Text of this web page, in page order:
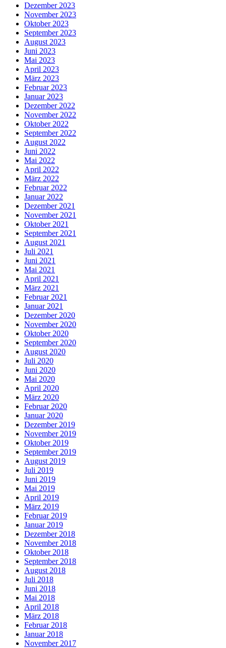
Dezember 2023
November 2023
Oktober 2023
September 2023
August 2023
Juni 2023
Mai 2023
April 2023
März 2023
Februar 2023
Januar 2023
Dezember 2022
November 2022
Oktober 2022
September 2022
August 2022
Juni 2022
Mai 2022
April 2022
März 2022
Februar 2022
Januar 2022
Dezember 2021
November 2021
Oktober 2021
September 2021
August 2021
Juli 2021
Juni 2021
Mai 2021
April 2021
März 2021
Februar 2021
Januar 2021
Dezember 2020
November 2020
Oktober 2020
September 2020
August 2020
Juli 2020
Juni 2020
Mai 2020
April 2020
März 2020
Februar 2020
Januar 2020
Dezember 2019
November 2019
Oktober 2019
September 2019
August 2019
Juli 2019
Juni 2019
Mai 2019
April 2019
März 2019
Februar 2019
Januar 2019
Dezember 2018
November 2018
Oktober 2018
September 2018
August 2018
Juli 2018
Juni 2018
Mai 2018
April 2018
März 2018
Februar 2018
Januar 2018
November 2017